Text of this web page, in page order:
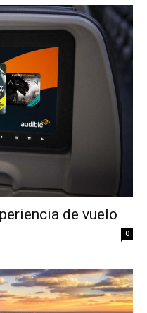
de vuelo
0